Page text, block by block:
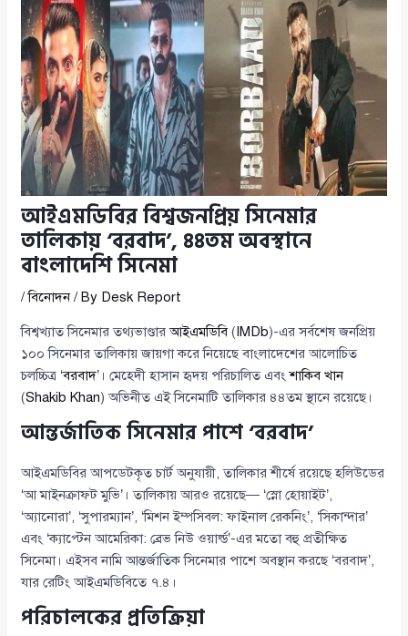
আইএমডিবির বিশ্বজনপ্রিয় সিনেমার
তালিকায় ‘বরবাদ’, ৪৪তম অবস্থানে
বাংলাদেশি সিনেমা
/বিনোদন/ By Desk Report
বিশ্বখ্যাত সিনেমার তথ্যভাণ্ডারআইএমডিবি(IMDb)-এর সর্বশেষ জনপ্রিয়
১০০ সিনেমার তালিকায় জায়গা করে নিয়েছে বাংলাদেশের আলোচিত
চলচ্চিত্র ‘বরবাদ’। মেহেদী হাসান হৃদয় পরিচালিত এবংশাকিব খান
(Shakib Khan) অভিনীত এই সিনেমাটি তালিকার ৪৪তম স্থানে রয়েছে।
আন্তর্জাতিক সিনেমার পাশে ‘বরবাদ’
আইএমডিবির আপডেটকৃত চার্ট অনুযায়ী, তালিকার শীর্ষে রয়েছে হলিউডের
‘আ মাইনক্রাফট মুভি’। তালিকায় আরও রয়েছে— ‘স্নো হোয়াইট’,
‘অ্যানোরা’, ‘সুপারম্যান’, ‘মিশন ইম্পসিবল: ফাইনাল রেকনিং’, ‘সিকান্দার’
এবং ‘ক্যাপ্টেন আমেরিকা: ব্রেভ নিউ ওয়ার্ল্ড’-এর মতো বহু প্রতীক্ষিত
সিনেমা। এইসব নামি আন্তর্জাতিক সিনেমার পাশে অবস্থান করছে ‘বরবাদ’,
যার রেটিং আইএমডিবিতে ৭.৪।
পরিচালকের প্রতিক্রিয়া